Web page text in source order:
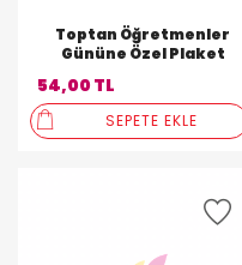
Toptan Öğretmenler
Gününe Özel Plaket
54,00 TL
SEPETE EKLE